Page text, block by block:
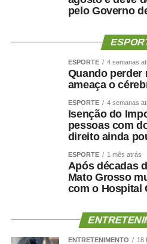
pelo Governo
ESPORTE 4 semanas
Quando perder
ameaça o
ESPORTE 4 semanas
Isenção do
pessoas com
direito ainda
ESPORTE 1 mês atrás
Após décadas
Mato Grosso
com o Hospital
ENTRETENIMENTO 18